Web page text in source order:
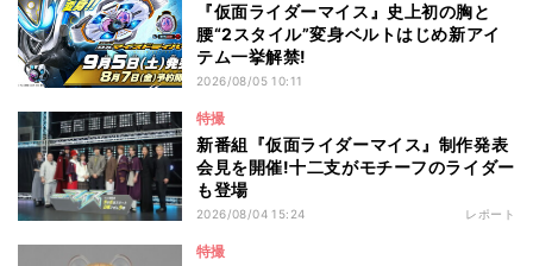
『仮面ライダーマイス』史上初の胸と
腰“2スタイル”変身ベルトはじめ新アイ
テム一挙解禁!
2026/08/05 10:11
特撮
新番組『仮面ライダーマイス』制作発表
会見を開催!十二支がモチーフのライダー
も登場
2026/08/04 15:24 レポート
特撮